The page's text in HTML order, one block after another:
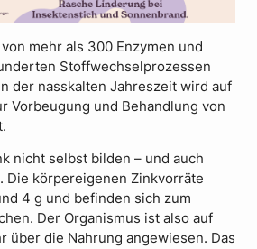
mehr als 300 Enzymen und
Stoffwechselprozessen
der nasskalten Jahreszeit wird auf
Vorbeugung und Behandlung von
nicht selbst bilden – und auch
Die körpereigenen Zinkvorräte
4 g und befinden sich zum
Der Organismus ist also auf
über die Nahrung angewiesen. Das